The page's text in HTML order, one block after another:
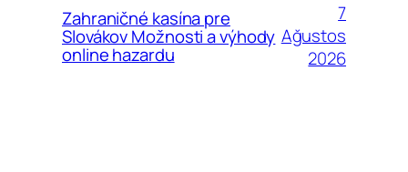
Zahraničné kasína pre
Slovákov Možnosti a výhody
online hazardu
7
Ağustos
2026